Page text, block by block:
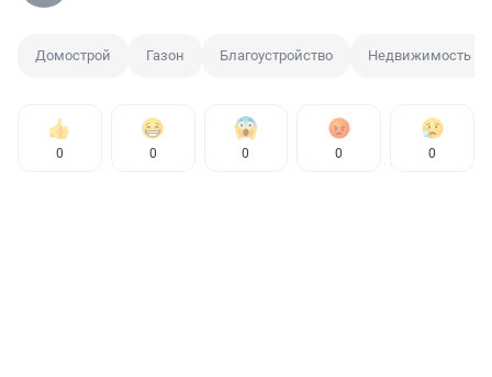
Домострой Газон Благоустройство Недвижимость
0 0 0 0 0